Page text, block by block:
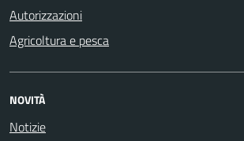
Autorizzazioni
Agricoltura e pesca
NOVITÀ
Notizie